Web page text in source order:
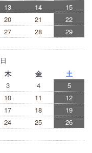
13 14
15
20 21
22
27 28
29
木 金
土
3 4
5
10 11
12
17 18
19
24 25
26